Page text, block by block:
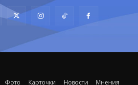
Фото Карточки Новости Мнения